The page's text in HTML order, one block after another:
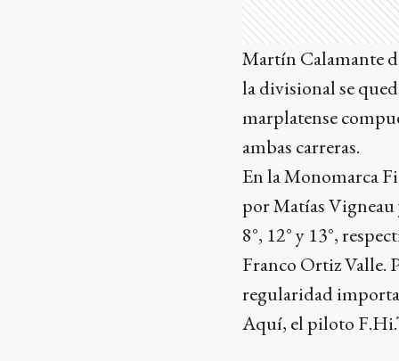
Martín Calamante
la divisional se
marplatense
ambas carreras.
En la Monomarca
por Matías
8°, 12° y 13°,
Franco Ortiz Valle.
regularidad
Aquí, el piloto